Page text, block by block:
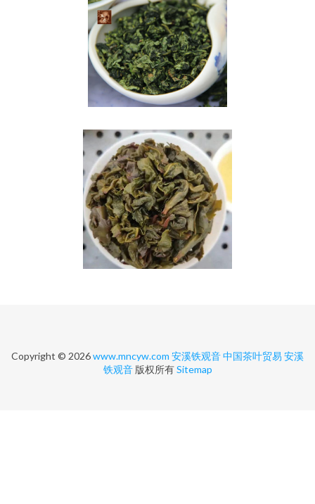
Copyright © 2026www.mncyw.com 安溪铁观音中国茶叶贸易 安溪
铁观音版权所有Sitemap